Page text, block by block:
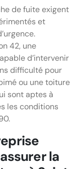
de fuite exigent
et
42, une
d’intervenir
difficulté pour
ou une toiture
sont aptes à
les conditions
la